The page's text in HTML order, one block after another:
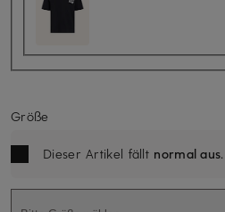
Größe
Dieser Artikel fällt normal aus.